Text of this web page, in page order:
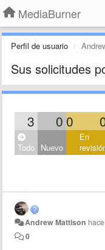
MediaBurner
Perfil de usuario
Sus solicitudes
3 0 0
Todo Nuevo
En
Andrew Mattison
0